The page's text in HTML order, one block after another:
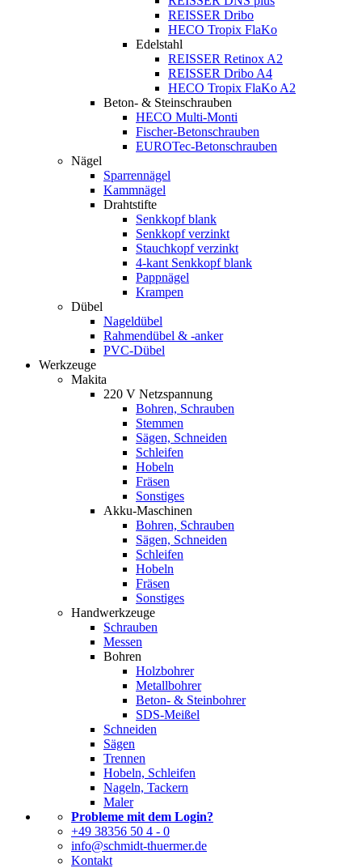
REISSER Dribo
HECO Tropix FlaKo
Edelstahl
REISSER Retinox A2
REISSER Dribo A4
HECO Tropix FlaKo A2
Beton- & Steinschrauben
HECO Multi-Monti
Fischer-Betonschrauben
EUROTec-Betonschrauben
Nägel
Sparrennägel
Kammnägel
Drahtstifte
Senkkopf blank
Senkkopf verzinkt
Stauchkopf verzinkt
4-kant Senkkopf blank
Pappnägel
Krampen
Dübel
Nageldübel
Rahmendübel & -anker
PVC-Dübel
Werkzeuge
Makita
220 V Netzspannung
Bohren, Schrauben
Stemmen
Sägen, Schneiden
Schleifen
Hobeln
Fräsen
Sonstiges
Akku-Maschinen
Bohren, Schrauben
Sägen, Schneiden
Schleifen
Hobeln
Fräsen
Sonstiges
Handwerkzeuge
Schrauben
Messen
Bohren
Holzbohrer
Metallbohrer
Beton- & Steinbohrer
SDS-Meißel
Schneiden
Sägen
Trennen
Hobeln, Schleifen
Nageln, Tackern
Maler
Probleme mit dem Login?
+49 38356 50 4 - 0
info@schmidt-thuermer.de
Kontakt